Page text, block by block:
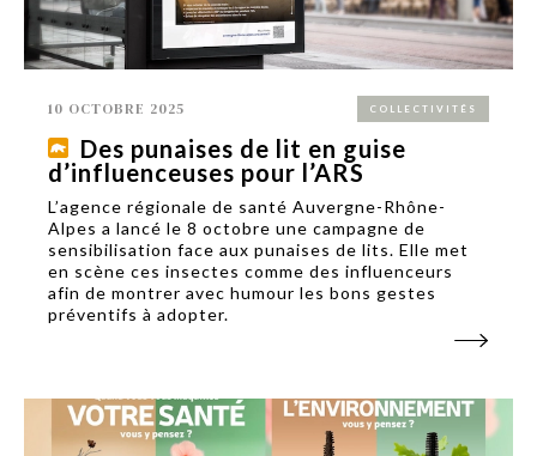
10 OCTOBRE 2025 COLLECTIVITÉS
Des punaises de lit en guise
d’influenceuses pour l’ARS
L’agence régionale de santé Auvergne-Rhône-
Alpes a lancé le 8 octobre une campagne de
sensibilisation face aux punaises de lits. Elle met
en scène ces insectes comme des influenceurs
afin de montrer avec humour les bons gestes
préventifs à adopter.